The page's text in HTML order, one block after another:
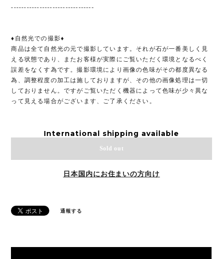
--------------------------------
♦︎自然光での撮影♦︎
商品は全て自然光の元で撮影しています。それが石が一番美しく見
える状態であり、またお客様が実際にご覧いただく環境となるべく
誤差をなくす為です。撮影環境により画像の色味がその都度異なる
為、調整程度の加工は施しておりますが、その他の画像処理は一切
しておりません。ですがご覧いただく機器によって色味が少々異な
って見える場合がございます、ご了承ください。
International shipping available
Sold out
日本国内にお住まいの方向け
通報する